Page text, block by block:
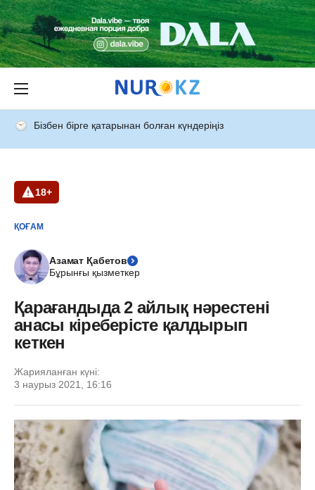
Бізбен бірге қатарынан болған күндеріңіз
18+
ҚОҒАМ
Азамат Қабетов
Бұрынғы қызметкер
Қарағандыда 2 айлық нәрестені
анасы кіреберісте қалдырып
кеткен
Жарияланған күні:
3 наурыз 2021, 16:16